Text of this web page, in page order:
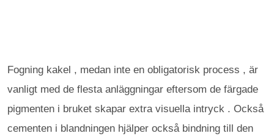
Fogning kakel , medan inte en obligatorisk process , är
vanligt med de flesta anläggningar eftersom de färgade
pigmenten i bruket skapar extra visuella intryck . Också
cementen i blandningen hjälper också bindning till den